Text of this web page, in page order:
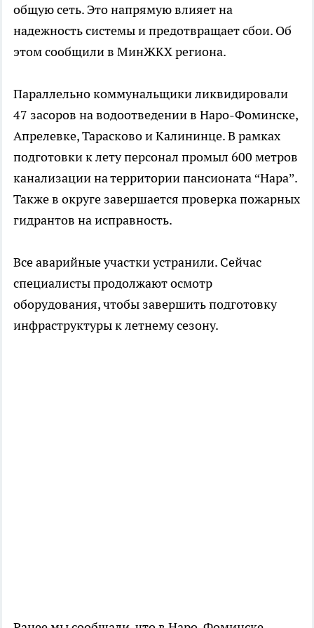
общую сеть. Это напрямую влияет на
надежность системы и предотвращает сбои. Об
этом сообщили в МинЖКХ региона.
Параллельно коммунальщики ликвидировали
47 засоров на водоотведении в Наро-Фоминске,
Апрелевке, Тарасково и Калининце. В рамках
подготовки к лету персонал промыл 600 метров
канализации на территории пансионата “Нара”.
Также в округе завершается проверка пожарных
гидрантов на исправность.
Все аварийные участки устранили. Сейчас
специалисты продолжают осмотр
оборудования, чтобы завершить подготовку
инфраструктуры к летнему сезону.